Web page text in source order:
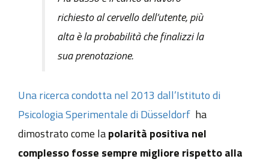
richiesto al cervello dell’utente, più
alta è la probabilità che finalizzi la
sua prenotazione.
Una ricerca condotta nel 2013 dall’Istituto di
Psicologia Sperimentale di Düsseldorf ha
dimostrato come lapolarità positiva nel
complesso fosse sempre migliore rispetto alla